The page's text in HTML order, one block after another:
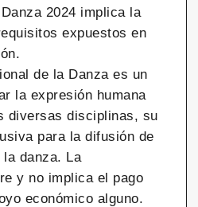
2024 implica la
expuestos en
de la Danza es un
la expresión humana
diversas disciplinas, su
para la difusión de
danza. La
y no implica el pago
económico alguno.